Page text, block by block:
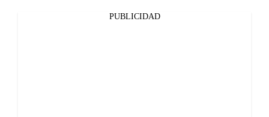
PUBLICIDAD